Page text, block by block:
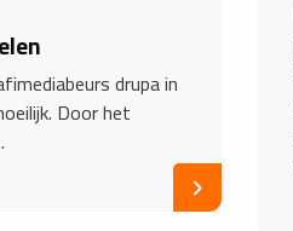
drupa in
Door het